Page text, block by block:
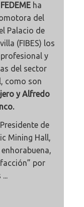
FEDEME ha
del
Palacio de
(FIBES) los
y
del sector
como son
y Alfredo
de
Mining Hall,
por